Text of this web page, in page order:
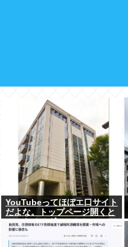
YouTubeってほぼエ口サイト
だよな。トップページ開くと
いつもチアダンスとかローア
ングルで撮影した街撮り動画
ばっか出てくるじゃん